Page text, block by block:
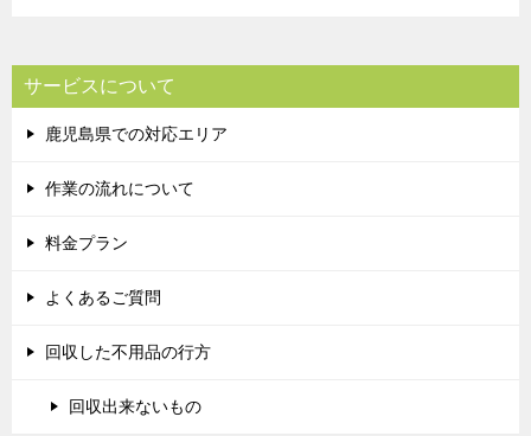
サービスについて
鹿児島県での対応エリア
作業の流れについて
料金プラン
よくあるご質問
回収した不用品の行方
回収出来ないもの